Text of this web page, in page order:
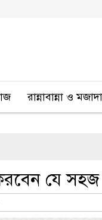
রান্নাবান্না ও
যে সহজ